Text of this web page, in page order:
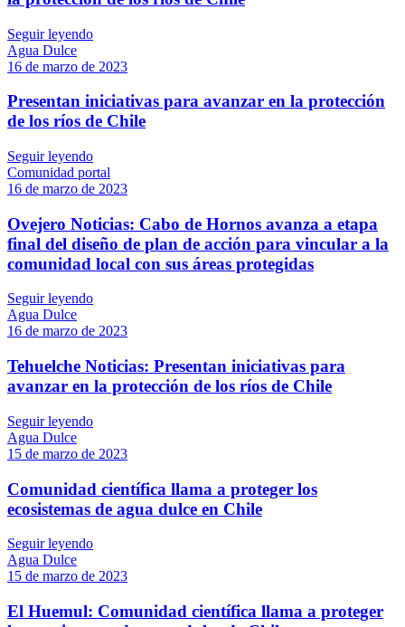
Seguir leyendo
Agua Dulce
16 de marzo de 2023
Presentan iniciativas para avanzar en la protección
de los ríos de Chile
Seguir leyendo
Comunidad portal
16 de marzo de 2023
Ovejero Noticias: Cabo de Hornos avanza a etapa
final del diseño de plan de acción para vincular a la
comunidad local con sus áreas protegidas
Seguir leyendo
Agua Dulce
16 de marzo de 2023
Tehuelche Noticias: Presentan iniciativas para
avanzar en la protección de los ríos de Chile
Seguir leyendo
Agua Dulce
15 de marzo de 2023
Comunidad científica llama a proteger los
ecosistemas de agua dulce en Chile
Seguir leyendo
Agua Dulce
15 de marzo de 2023
El Huemul: Comunidad científica llama a proteger